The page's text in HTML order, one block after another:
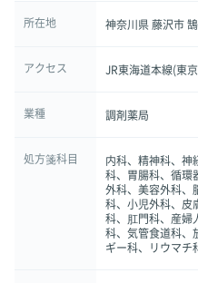
所在地 神奈川県 藤沢市
アクセス JR東海道本線(東
業種 調剤薬局
処方箋科目
内科、精神科、神
科、胃腸科、循環
外科、美容外科、
科、小児外科、皮
科、肛門科、産婦
科、気管食道科、
ギー科、リウマチ